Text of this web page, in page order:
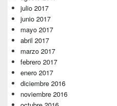
julio 2017
junio 2017
mayo 2017
abril 2017
marzo 2017
febrero 2017
enero 2017
diciembre 2016
noviembre 2016